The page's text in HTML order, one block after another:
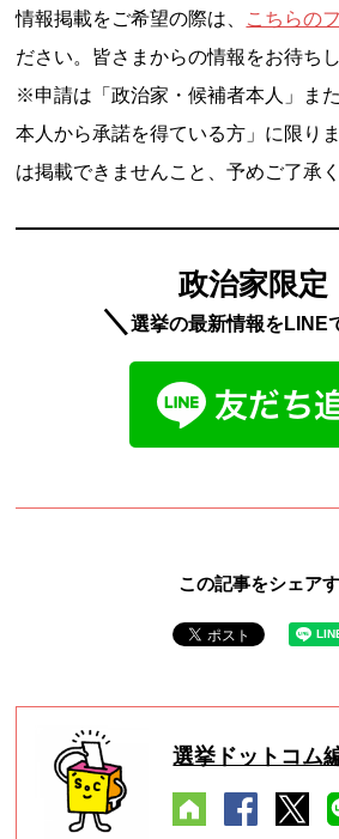
情報掲載をご希望の際は、 こちらの
ださい。皆さまからの情報をお待ち
※申請は「政治家・候補者本人」ま
本人から承諾を得ている方」に限り
は掲載できませんこと、予めご了承く
政治家限定
＼選挙の最新情報をLINE
この記事をシェア
選挙ドットコム